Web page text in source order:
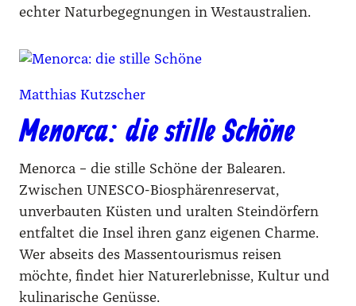
echter Naturbegegnungen in Westaustralien.
Matthias Kutzscher
Menorca: die stille Schöne
Menorca – die stille Schöne der Balearen.
Zwischen UNESCO-Biosphärenreservat,
unverbauten Küsten und uralten Steindörfern
entfaltet die Insel ihren ganz eigenen Charme.
Wer abseits des Massentourismus reisen
möchte, findet hier Naturerlebnisse, Kultur und
kulinarische Genüsse.